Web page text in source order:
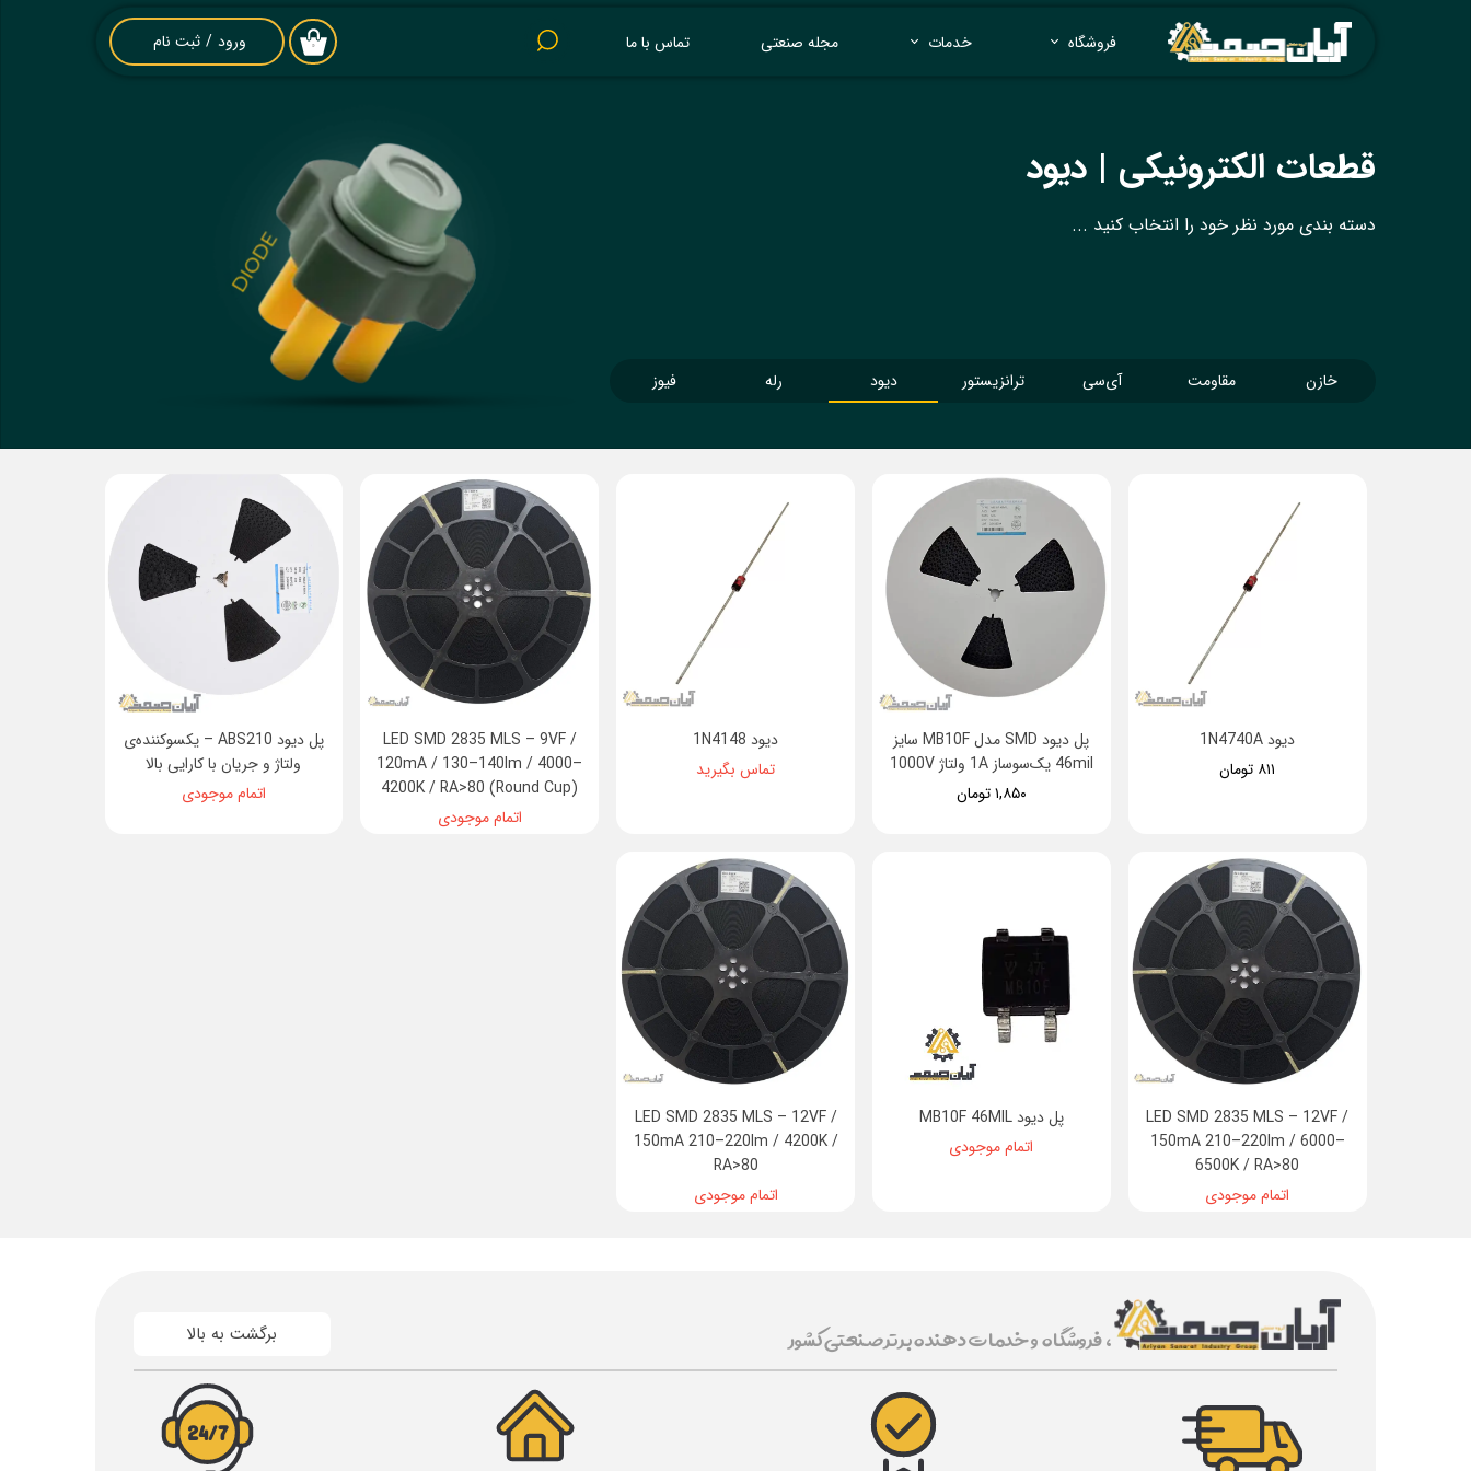
۰ ورود / ثبت نام
فروشگاه خدمات مجله صنعتی تماس با ما
قطعات الکترونیکی | دیود
دسته بندی مورد نظر خود را انتخاب کنید ...
خازن مقاومت آی‌سی ترانزیستور دیود رله فیوز
دیود 1N4740A
۸۱۱ تومان
پل دیود SMD مدل MB10F سایز
46mil یک‌سوساز 1A ولتاژ 1000V
۱,۸۵۰ تومان
دیود 1N4148
تماس بگیرید
LED SMD 2835 MLS – 9VF /
120mA / 130–140lm / 4000–
4200K / RA>80 (Round Cup)
اتمام موجودی
پل دیود ABS210 – یکسوکننده‌ی
ولتاژ و جریان با کارایی بالا
اتمام موجودی
LED SMD 2835 MLS – 12VF /
150mA 210–220lm / 6000–
6500K / RA>80
اتمام موجودی
پل دیود MB10F 46MIL
اتمام موجودی
LED SMD 2835 MLS – 12VF /
150mA 210–220lm / 4200K /
RA>80
اتمام موجودی
برگشت به بالا ، فروشگاه و خدمات دهنده برتر صنعتی کشور
24/7